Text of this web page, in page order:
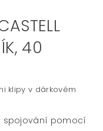
40
klipy v dárkovém
spojování pomocí